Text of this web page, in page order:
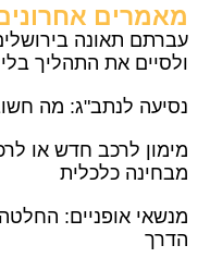
מאמרים
עברתם תאונה
ולסיים את התהליך
נסיעה לנתב"ג: מה
מימון לרכב חדש או
מבחינה כלכלית
מנשאי אופניים:
הדרך